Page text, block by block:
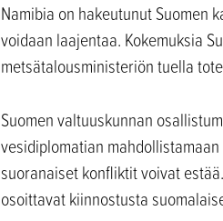
Namibia on hakeutunut Suomen
voidaan laajentaa. Kokemuksia
metsätalousministeriön tuella
Suomen valtuuskunnan
vesidiplomatian
suoranaiset konfliktit voivat
osoittavat kiinnostusta